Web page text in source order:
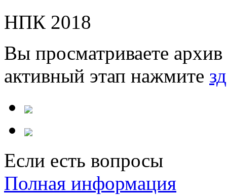
НПК 2018
Вы просматриваете
активный этап нажмите
Если есть вопросы
Полная информация